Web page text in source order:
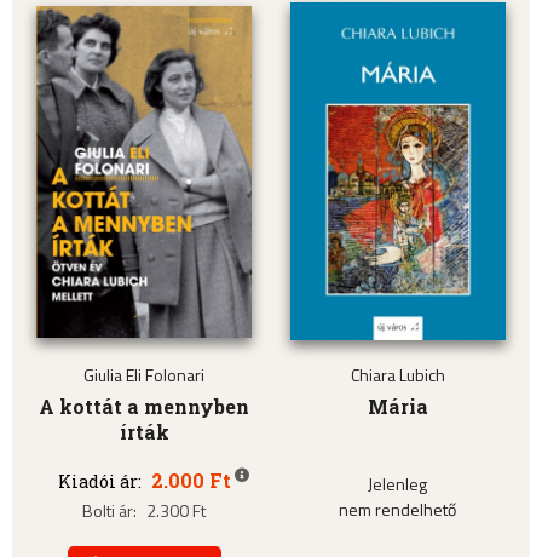
Giulia Eli Folonari
A kottát a mennyben
írták
Kiadói ár: 2.000 Ft
Bolti ár: 2.300 Ft
Chiara Lubich
Mária
Jelenleg
nem rendelhető